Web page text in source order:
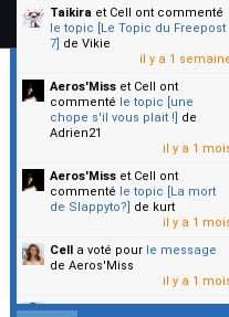
Taikira et Cell ont commenté
le topic [Le Topic du Freepost
7] de Vikie
il y a 1
Aeros'Miss et Cell ont
commenté le topic [une
chope s'il vous plait !] de
Adrien21
il y a 1
Aeros'Miss et Cell ont
commenté le topic [La mort
de Slappyto?] de kurt
il y a 1
Cell a voté pour le message
de Aeros'Miss
il y a 1
Cella voté pourle message